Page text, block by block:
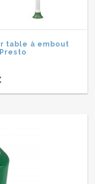
table à embout